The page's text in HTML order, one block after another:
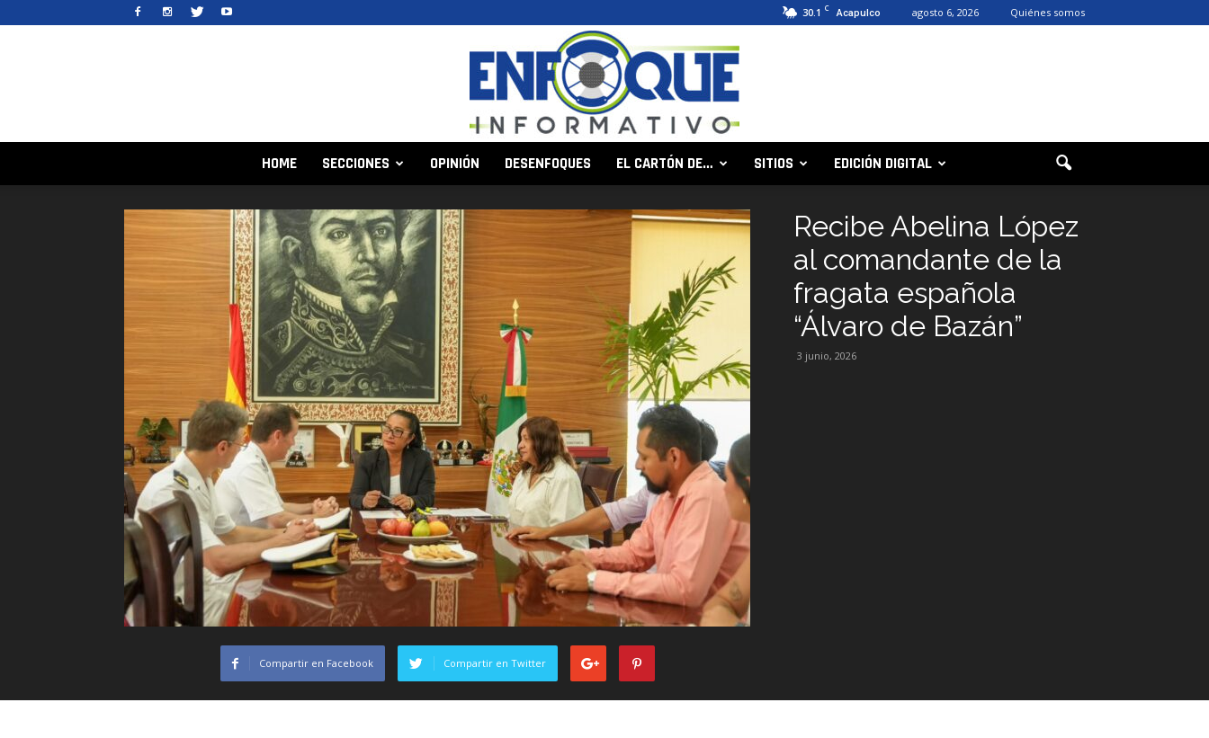
30.1 C Acapulco agosto 6, 2026 Quiénes somos
Informativo
HOME SECCIONES OPINIÓN DESENFOQUES EL CARTÓN DE… SITIOS EDICIÓN DIGITAL
Recibe Abelina López
al comandante de la
fragata española
“Álvaro de Bazán”
3 junio, 2026
Compartir en Facebook Compartir en Twitter